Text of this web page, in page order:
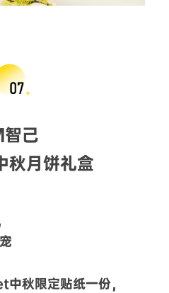
己
秋月饼礼盒
秋限定贴纸一份，